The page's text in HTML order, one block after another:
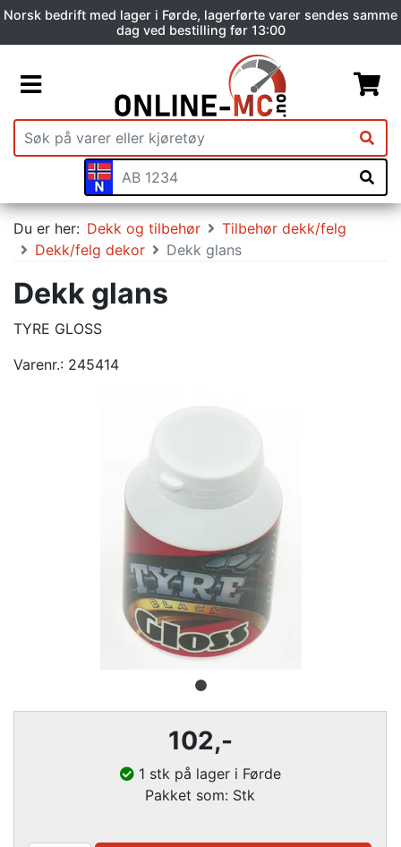
Norsk bedrift med lager i Førde, lagerførte varer sendes samme
dag ved bestilling før 13:00
Du er her: Dekk og tilbehør
Tilbehør dekk/felg
Dekk/felg dekor
Dekk glans
Dekk glans
TYRE GLOSS
Varenr.: 245414
102,-
1 stk på lager i Førde
Pakket som: Stk